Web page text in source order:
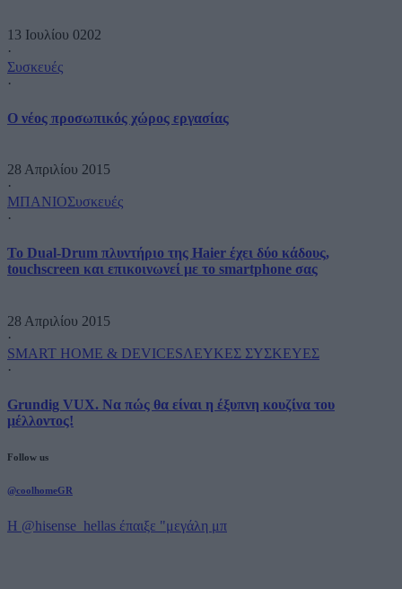
13 Ιουλίου 0202
·
Συσκευές
·
O νέος προσωπικός χώρος εργασίας
28 Απριλίου 2015
·
ΜΠΑΝΙΟΣυσκευές
·
Το Dual-Drum πλυντήριο της Haier έχει δύο κάδους,
touchscreen και επικοινωνεί με το smartphone σας
28 Απριλίου 2015
·
SMART HOME & DEVICESΛΕΥΚΕΣ ΣΥΣΚΕΥΕΣ
·
Grundig VUX. Να πώς θα είναι η έξυπνη κουζίνα του
μέλλοντος!
Follow us
@coolhomeGR
Η @hisense_hellas έπαιξε "μεγάλη μπ